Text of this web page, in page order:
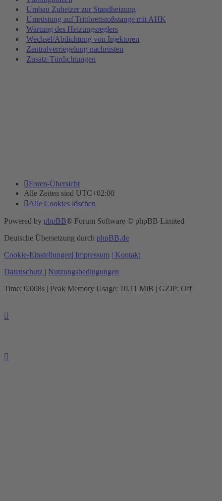
Umbau Zuheizer zur Standheizung
Umrüstung auf Trittbrettstoßstange mit AHK
Wartung des Heizungsreglers
Wechsel/Abdichtung von Injektoren
Zentralverriegelung nachrüsten
Zusatz-Türdichtungen
Foren-Übersicht
Alle Zeiten sind UTC+02:00
Alle Cookies löschen
Powered by phpBB® Forum Software © phpBB Limited
Deutsche Übersetzung durch phpBB.de
Cookie-Einstellungen| Impressum | Kontakt
Datenschutz | Nutzungsbedingungen
Time: 0.008s | Peak Memory Usage: 10.11 MiB | GZIP: Off